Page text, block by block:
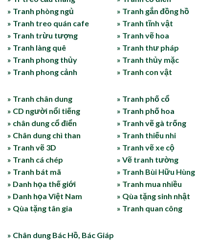
» Tranh phòng ngủ
» Tranh treo quán cafe
» Tranh trừu tượng
» Tranh làng quê
» Tranh phong thủy
» Tranh phong cảnh
» Tranh gắn đồng hồ
» Tranh tĩnh vật
» Tranh vẽ hoa
» Tranh thư pháp
» Tranh thủy mặc
» Tranh con vật
» Tranh chân dung
» CD người nổi tiếng
» chân dung cổ điển
» Chân dung chì than
» Tranh vẽ 3D
» Tranh cá chép
» Tranh bát mã
» Danh họa thế giới
» Danh họa Việt Nam
» Qùa tặng tân gia
» Tranh phố cổ
» Tranh phố hoa
» Tranh vẽ gà trống
» Tranh thiếu nhi
» Tranh vẽ xe cộ
» Vẽ tranh tường
» Tranh Bùi Hữu Hùng
» Tranh mua nhiều
» Qùa tặng sinh nhật
» Tranh quan công
» Chân dung Bác Hồ, Bác Giáp